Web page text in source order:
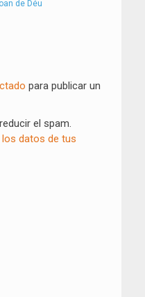
de Déu
para publicar un
el spam.
datos de tus